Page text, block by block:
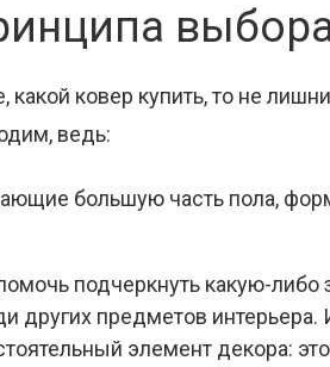
ковер купить, то не
ведь:
большую часть пола,
подчеркнуть какую-
других предметов
элемент декора: